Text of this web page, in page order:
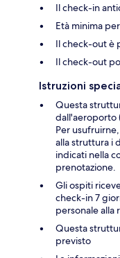
Il check-in
Età minima
Il check-out è
Il check-out
Istruzioni
Questa
dall'aeroporto
Per
alla struttura i
indicati nella
prenotazione.
Gli ospiti
check-in 7
personale alla
Questa
previsto